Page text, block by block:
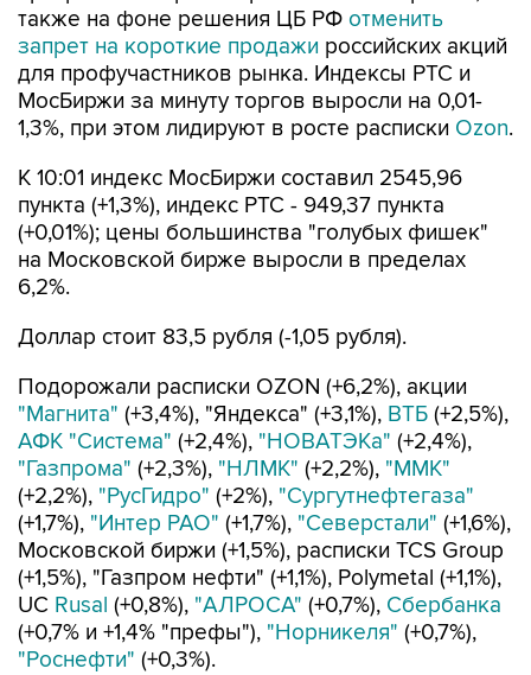
также на фоне решения ЦБ РФ отменить
запрет на короткие продажи российских акций
для профучастников рынка. Индексы РТС и
МосБиржи за минуту торгов выросли на 0,01-
1,3%, при этом лидируют в росте расписки Ozon.
К 10:01 индекс МосБиржи составил 2545,96
пункта (+1,3%), индекс РТС - 949,37 пункта
(+0,01%); цены большинства "голубых фишек"
на Московской бирже выросли в пределах
6,2%.
Доллар стоит 83,5 рубля (-1,05 рубля).
Подорожали расписки OZON (+6,2%), акции
"Магнита" (+3,4%), "Яндекса" (+3,1%), ВТБ (+2,5%),
АФК "Система" (+2,4%), "НОВАТЭКа" (+2,4%),
"Газпрома" (+2,3%), "НЛМК" (+2,2%), "ММК"
(+2,2%), "РусГидро" (+2%), "Сургутнефтегаза"
(+1,7%), "Интер РАО" (+1,7%), "Северстали" (+1,6%),
Московской биржи (+1,5%), расписки TCS Group
(+1,5%), "Газпром нефти" (+1,1%), Polymetal (+1,1%),
UC Rusal (+0,8%), "АЛРОСА" (+0,7%), Сбербанка
(+0,7% и +1,4% "префы"), "Норникеля" (+0,7%),
"Роснефти" (+0,3%).